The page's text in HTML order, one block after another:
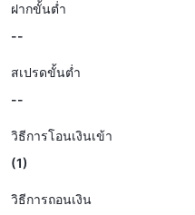
ฝากขั้นต่ำ
--
สเปรดขั้นต่ำ
--
วิธีการโอนเงินเข้า
(1)
วิธีการถอนเงิน